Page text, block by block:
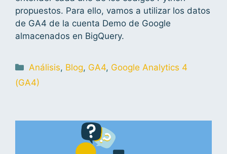
propuestos. Para ello, vamos a utilizar los datos
de GA4 de la cuenta Demo de Google
almacenados en BigQuery.
Análisis, Blog, GA4, Google Analytics 4
(GA4)